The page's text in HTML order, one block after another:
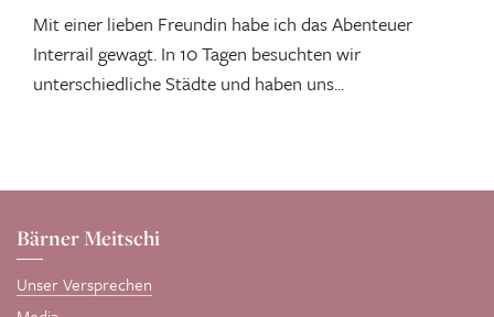
Mit einer lieben Freundin habe ich das Abenteuer
Interrail gewagt. In 10 Tagen besuchten wir
unterschiedliche Städte und haben uns...
Bärner Meitschi
Unser Versprechen